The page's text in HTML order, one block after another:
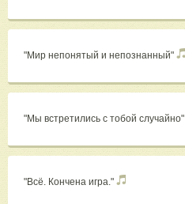
"Мир непонятый и непознанный"
"Мы встретились с тобой случайно"
"Всё. Кончена игра."